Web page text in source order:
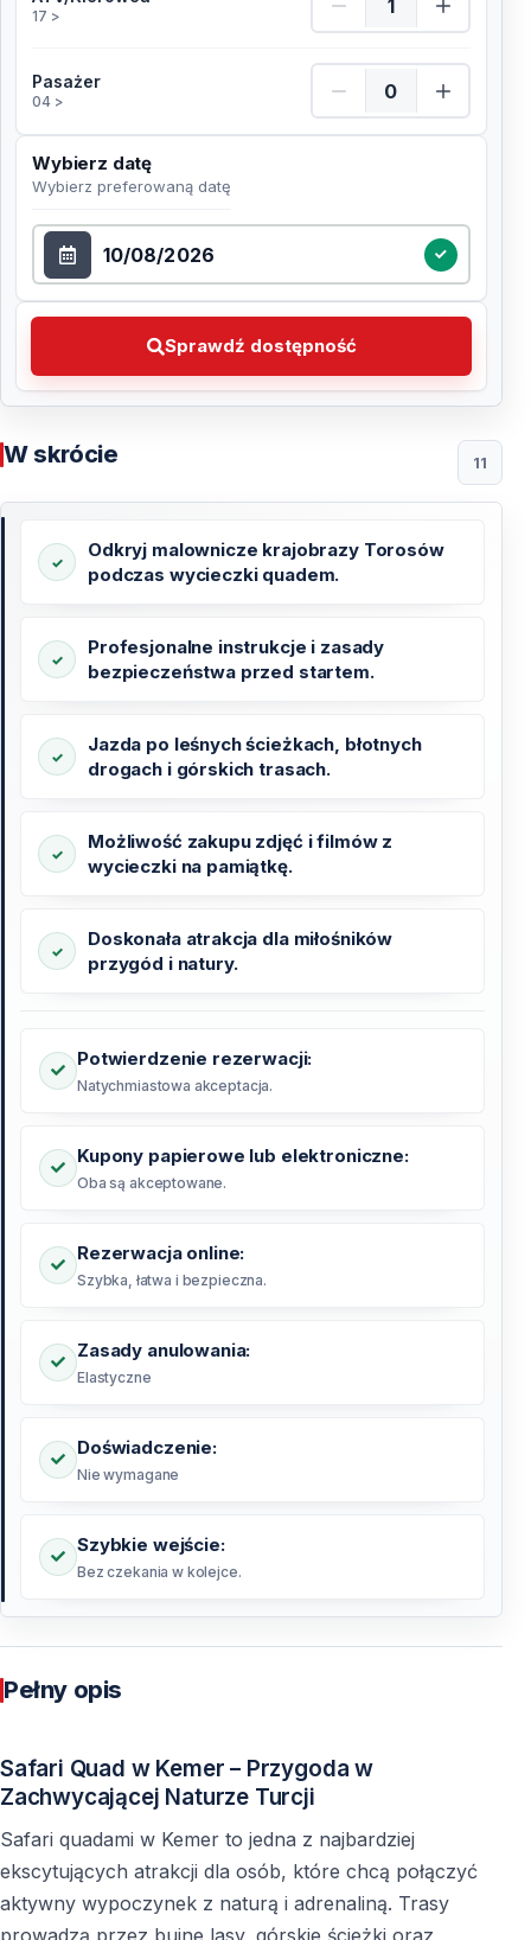
17 >
Pasażer
04 >
Pasażer Ilość
Wybierz datę
Wybierz preferowaną datę
Wybierz datę
Sprawdź dostępność
Sprawdź dostępność Wybierz preferowaną datę
W skrócie 11
Odkryj malownicze krajobrazy Torosów
podczas wycieczki quadem.
Profesjonalne instrukcje i zasady
bezpieczeństwa przed startem.
Jazda po leśnych ścieżkach, błotnych
drogach i górskich trasach.
Możliwość zakupu zdjęć i filmów z
wycieczki na pamiątkę.
Doskonała atrakcja dla miłośników
przygód i natury.
Potwierdzenie rezerwacji:
Natychmiastowa akceptacja.
Kupony papierowe lub elektroniczne:
Oba są akceptowane.
Rezerwacja online:
Szybka, łatwa i bezpieczna.
Zasady anulowania:
Elastyczne
Doświadczenie:
Nie wymagane
Szybkie wejście:
Bez czekania w kolejce.
Pełny opis
Safari Quad w Kemer – Przygoda w
Zachwycającej Naturze Turcji
Safari quadami w Kemer to jedna z najbardziej
ekscytujących atrakcji dla osób, które chcą połączyć
aktywny wypoczynek z naturą i adrenaliną. Trasy
prowadzą przez bujne lasy, górskie ścieżki oraz